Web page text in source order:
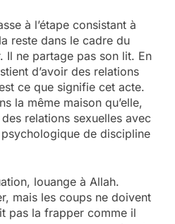
à l’étape consistant à
reste dans le cadre du
Il ne partage pas son lit. En
d’avoir des relations
ce que signifie cet acte.
la même maison qu’elle,
des relations sexuelles avec
psychologique de discipline
louange à Allah.
mais les coups ne doivent
pas la frapper comme il